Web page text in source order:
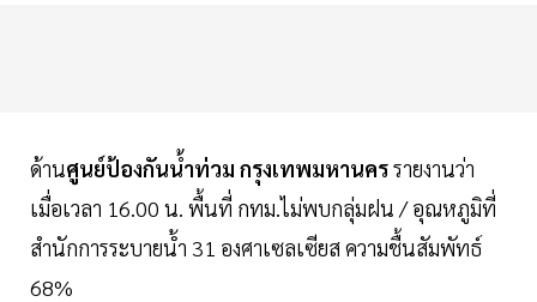
ด้านศูนย์ป้องกันน้ำท่วม กรุงเทพมหานครรายงานว่า
เมื่อเวลา 16.00 น. พื้นที่ กทม.ไม่พบกลุ่มฝน / อุณหภูมิที่
สำนักการระบายน้ำ 31 องศาเซลเซียส ความชื้นสัมพัทธ์
68%